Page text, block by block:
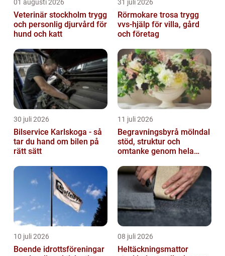
01 augusti 2026
Veterinär stockholm trygg
och personlig djurvård för
hund och katt
31 juli 2026
Rörmokare trosa trygg
vvs-hjälp för villa, gård
och företag
30 juli 2026
Bilservice Karlskoga - så
tar du hand om bilen på
rätt sätt
11 juli 2026
Begravningsbyrå mölndal
stöd, struktur och
omtanke genom hela
10 juli 2026
Boende idrottsföreningar
08 juli 2026
Heltäckningsmattor